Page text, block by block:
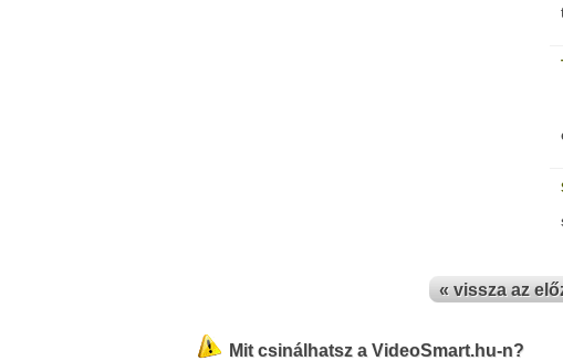
« vissza az
Mit csinálhatsz a VideoSmart.hu-n?